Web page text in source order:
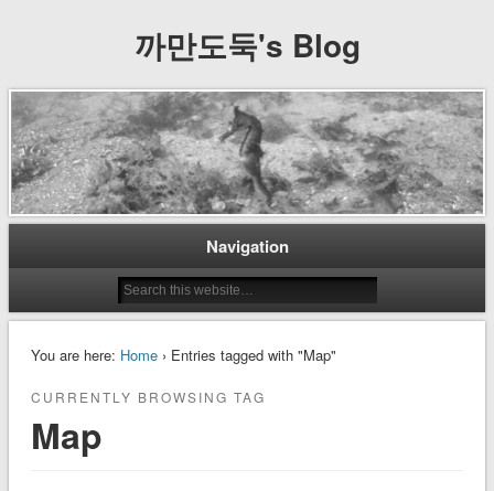
까만도둑's Blog
Navigation
You are here: Home› Entries tagged with "Map"
CURRENTLY BROWSING TAG
Map